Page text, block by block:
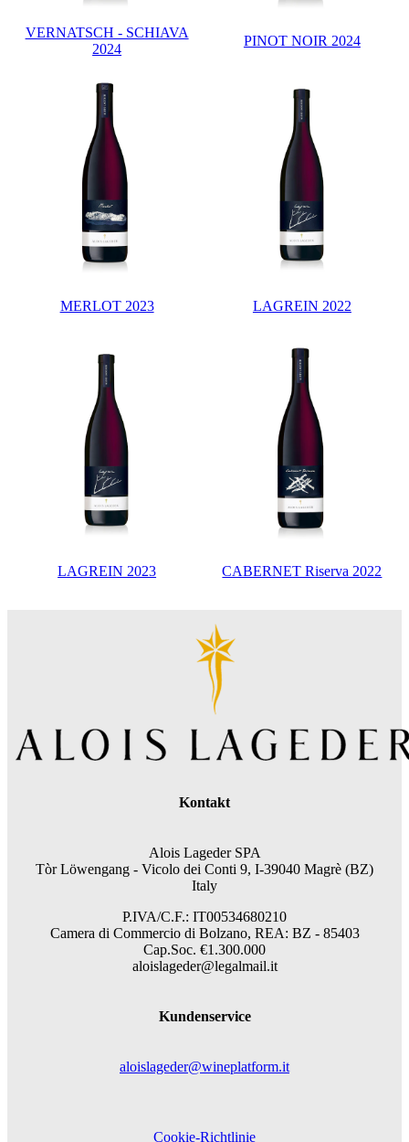
VERNATSCH - SCHIAVA
2024
PINOT NOIR 2024
MERLOT 2023 LAGREIN 2022
LAGREIN 2023 CABERNET Riserva 2022
Kontakt
Alois Lageder SPA
Tòr Löwengang - Vicolo dei Conti 9, I-39040 Magrè (BZ)
Italy
P.IVA/C.F.: IT00534680210
Camera di Commercio di Bolzano, REA: BZ - 85403
Cap.Soc. €1.300.000
aloislageder@legalmail.it
Kundenservice
aloislageder@wineplatform.it
Cookie-Richtlinie